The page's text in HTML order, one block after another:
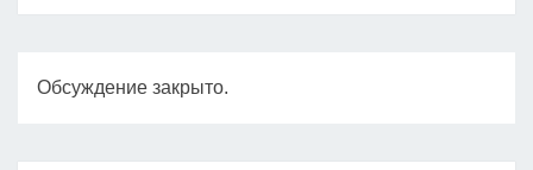
Обсуждение закрыто.